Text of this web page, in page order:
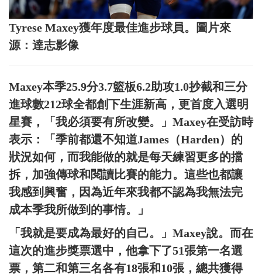
Tyrese Maxey獲年度最佳進步球員。圖片來
源：達志影像
Maxey本季25.9分3.7籃板6.2助攻1.0抄截和三分
進球數212球全都創下生涯新高，更首度入選明
星賽，「我必須要有所改變。」Maxey在受訪時
表示：「季前都還不知道James（Harden）的
狀況如何，而我能做的就是每天練習更多的擋
拆，加強傳球和閱讀比賽的能力。這些也都讓
我感到興奮，因為近年來我都不認為我無法完
成本季我所做到的事情。」
「我就是要成為最好的自己。」Maxey說。而在
這次的進步獎票選中，他拿下了51張第一名選
票，第二和第三名各有18張和10張，總共獲得